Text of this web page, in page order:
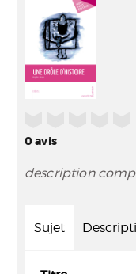
0avis
description
Sujet